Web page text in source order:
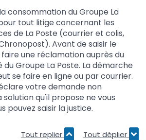
consommation du Groupe La
tout litige concernant les
de La Poste (courrier et colis,
Avant de saisir le
une réclamation auprès du
Groupe La Poste. La démarche
se faire en ligne ou par courrier.
votre demande non
solution qu'il propose ne vous
pouvez saisir la justice.
Tout replier Tout déplier